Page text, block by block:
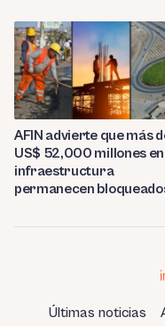
AFIN advierte que más
US$ 52,000 millones en
infraestructura
permanecen
Últimas noticias